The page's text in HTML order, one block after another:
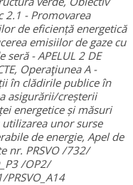
2.1 - Promovarea
de eficiență energetică
emisiilor de gaze cu
seră - APELUL 2 DE
Operaţiunea A -
în clădirile publice în
asigurării/creșterii
energetice și măsuri
unor surse
de energie, Apel de
nr. PRSVO /732/
/OP2/
PRSVO_A14